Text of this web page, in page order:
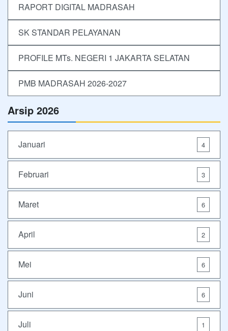
RAPORT DIGITAL MADRASAH
SK STANDAR PELAYANAN
PROFILE MTs. NEGERI 1 JAKARTA SELATAN
PMB MADRASAH 2026-2027
Arsip 2026
Januari 4
Februari 3
Maret 6
April 2
Mei 6
Juni 6
Juli 1